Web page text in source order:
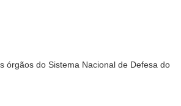
órgãos do Sistema Nacional de Defesa do